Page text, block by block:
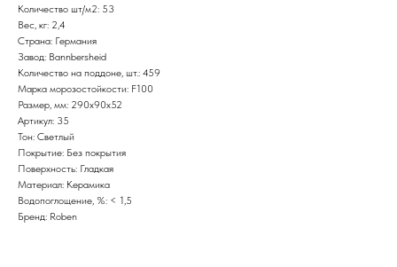
Количество шт/м2: 53
Вес, кг: 2,4
Страна: Германия
Завод: Bannbersheid
Количество на поддоне, шт.: 459
Марка морозостойкости: F100
Размер, мм: 290x90x52
Артикул: 35
Тон: Светлый
Покрытие: Без покрытия
Поверхность: Гладкая
Материал: Керамика
Водопоглощение, %: < 1,5
Бренд: Roben